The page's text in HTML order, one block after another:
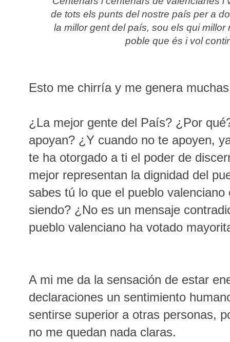
de tots els punts del nostre país per a
la millor gent del país, sou els qui millor
poble que és i vol
Esto me chirría y me genera
¿La mejor gente del País? ¿Por
apoyan? ¿Y cuando no te apoyen,
te ha otorgado a ti el poder de
mejor representan la dignidad del
sabes tú lo que el pueblo
siendo? ¿No es un mensaje
pueblo valenciano ha votado
A mi me da la sensación de estar
declaraciones un sentimiento
sentirse superior a otras personas,
no me quedan nada claras.